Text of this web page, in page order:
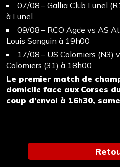
07/08 – Gallia Club Lunel
à Lunel.
09/08 – RCO Agde vs AS
Louis Sanguin à 19h00
17/08 – US Colomiers (N3)
Colomiers (31) à 18h00
Le premier match de
domicile face aux Corses
coup d’envoi à 16h30,